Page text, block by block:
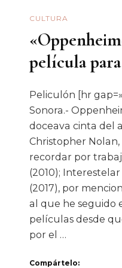
CULTURA
película
Peliculón [hr
Sonora.-
doceava cinta del
Christopher
recordar por
(2010);
(2017), por
al que he seguido
películas desde
por el …
Compártelo: